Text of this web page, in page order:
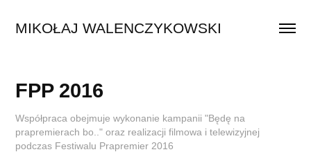
MIKOŁAJ WALENCZYKOWSKI
FPP 2016
Współpraca obejmuje wykonanie kampanii "Będę na
prapremierach bo.." oraz realizacji filmowa i telewizyjnej
podczas Festiwalu Prapremier 2016